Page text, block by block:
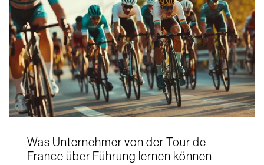
Was Unternehmer von der Tour de
France über Führung lernen können